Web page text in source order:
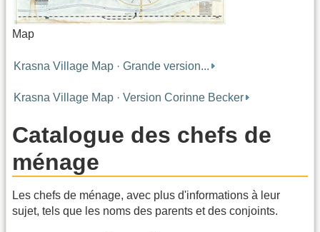
Map
Krasna Village Map · Grande version...
Krasna Village Map · Version Corinne Becker
Catalogue des chefs de
ménage
Les chefs de ménage, avec plus d'informations à leur
sujet, tels que les noms des parents et des conjoints.